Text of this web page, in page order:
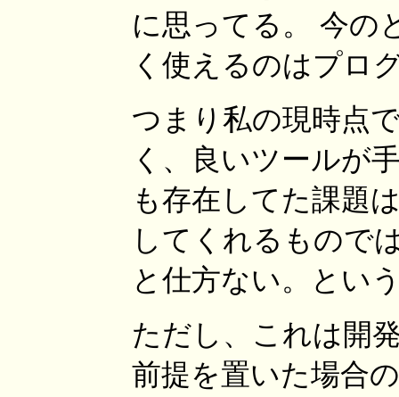
に思ってる。 今の
く使えるのはプロ
つまり私の現時点
く、良いツールが
も存在してた課題
してくれるもので
と仕方ない。とい
ただし、これは開
前提を置いた場合